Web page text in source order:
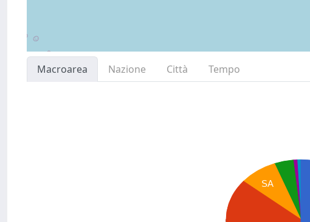
Macroarea Nazione Città
Tempo
SA